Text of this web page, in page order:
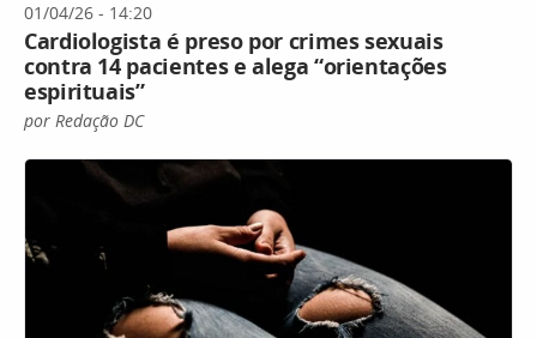
01/04/26 - 14:20
Cardiologista é preso por crimes sexuais
contra 14 pacientes e alega “orientações
espirituais”
por Redação DC